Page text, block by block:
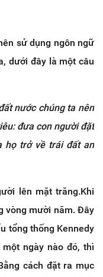
sử dụng ngôn ngữ
dưới đây là một câu
nước chúng ta nên
đưa con người đặt
họ trở về trái đất an
lên mặt trăng.Khi
vòng mười năm. Đây
tổng thống Kennedy
ngày nào đó, thì
cách đặt ra mục